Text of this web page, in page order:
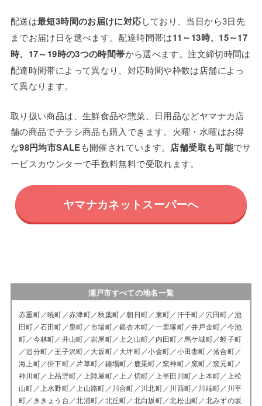
配送は最短3時間のお届けに対応しており、当日から3日先
までお届け日を選べます。配達時間帯は11～13時、15～17
時、17～19時の3つの時間帯から選べます。注文締切時間は
配達時間帯によって異なり、対応時間や枠数は店舗によっ
て異なります。
取り扱い商品は、生鮮食品や惣菜、日用品などヤマナカ店
舗の商品でチラシ商品も購入できます。火曜・水曜はお得
な98円均市SALEも開催されています。 店舗受取も可能でサ
ービスカウンターで手数料無料で受取れます。
ヤマナカネットスーパーへ
瀬戸市すべての地名一覧
赤重町／暁町／赤津町／秋葉町／朝日町／東町／汗干町／穴田町／池
田町／石田町／泉町／市場町／銀杏木町／一里塚町／井戸金町／今池
町／今林町／井山町／岩屋町／上之山町／内田町／馬ケ城町／蛭子町
／追分町／王子沢町／大坂町／大坪町／小金町／小田妻町／落合町／
海上町／掛下町／片草町／鐘場町／鹿乗町／窯神町／窯町／窯元町／
神川町／上品野町／上陣屋町／上ノ切町／上半田川町／上本町／上松
山町／上水野町／上山路町／川合町／川北町／川西町／川端町／川平
町／ききょう台／北浦町／北丘町／北白坂町／北松山町／北みずの坂